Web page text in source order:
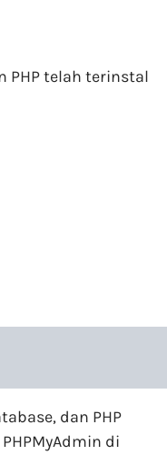
PHP telah terinstal
dan PHP
di